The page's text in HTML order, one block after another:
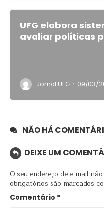
UFG elabora
avaliar políticas
Jornal UFG · 09/03/
NÃO HÁ
DEIXE UM
O seu endereço de e-mail
obrigatórios são marcados
Comentário *